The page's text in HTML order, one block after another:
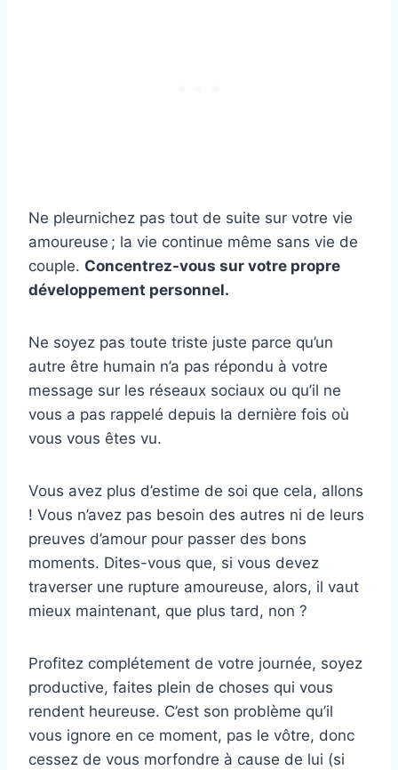
Ne pleurnichez pas tout de suite sur votre vie
amoureuse ; la vie continue même sans vie de
couple. Concentrez-vous sur votre propre
développement personnel.
Ne soyez pas toute triste juste parce qu’un
autre être humain n’a pas répondu à votre
message sur les réseaux sociaux ou qu’il ne
vous a pas rappelé depuis la dernière fois où
vous vous êtes vu.
Vous avez plus d’estime de soi que cela, allons
! Vous n’avez pas besoin des autres ni de leurs
preuves d’amour pour passer des bons
moments. Dites-vous que, si vous devez
traverser une rupture amoureuse, alors, il vaut
mieux maintenant, que plus tard, non ?
Profitez complétement de votre journée, soyez
productive, faites plein de choses qui vous
rendent heureuse. C’est son problème qu’il
vous ignore en ce moment, pas le vôtre, donc
cessez de vous morfondre à cause de lui (si